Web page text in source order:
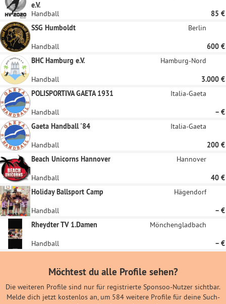
e.V.
Handball
85 €
SSG Humboldt
Berlin
Handball
600 €
BHC Hamburg e.V.
Hamburg-Nord
Handball
3.000 €
POLISPORTIVA GAETA 1931
Italia-Gaeta
Handball
– €
Gaeta Handball '84
Italia-Gaeta
Handball
200 €
Beach Unicorns Hannover
Hannover
Handball
40 €
Holiday Ballsport Camp
Hägendorf
Handball
– €
Rheydter TV 1.Damen
Mönchengladbach
Handball – €
Möchtest du alle Profile sehen?
Die weiteren Profile sind nur für registrierte Sponsoo-Nutzer sichtbar.
Melde dich jetzt kostenlos an, um 584 weitere Profile für deine Such-